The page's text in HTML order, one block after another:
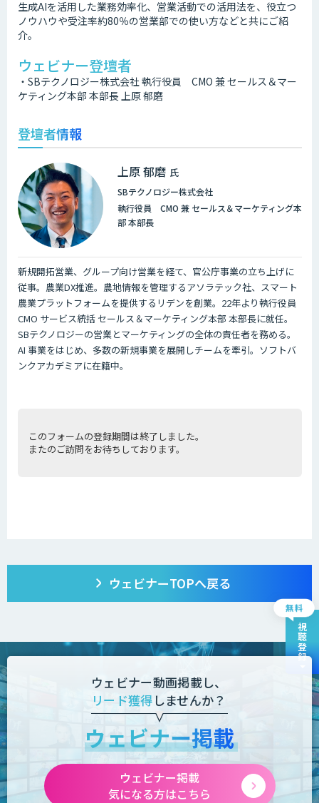
生成AIを活用した業務効率化、営業活動での活用法を、役立つ
ノウハウや受注率約80％の営業部での使い方などと共にご紹
介。
ウェビナー登壇者
・SBテクノロジー株式会社 執行役員 CMO 兼 セールス＆マー
ケティング本部 本部長 上原 郁磨
登壇者情報
上原 郁磨 氏
SBテクノロジー株式会社
執行役員 CMO 兼 セールス＆マーケティング本
部 本部長
新規開拓営業、グループ向け営業を経て、官公庁事業の立ち上げに
従事。農業DX推進。農地情報を管理するアソラテック社、スマート
農業プラットフォームを提供するリデンを創業。22年より執行役員
CMO サービス統括 セールス＆マーケティング本部 本部長に就任。
SBテクノロジーの営業とマーケティングの全体の責任者を務める。
AI 事業をはじめ、多数の新規事業を展開しチームを牽引。ソフトバ
ンクアカデミアに在籍中。
ウェビナーTOPへ戻る
視聴登録
ウェビナー動画掲載し、
リード獲得 しませんか？
ウェビナー掲載
ウェビナー掲載
気になる方はこちら